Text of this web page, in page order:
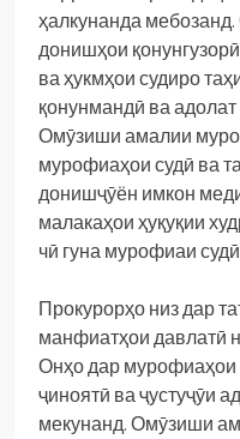
ҳалкунанда
донишҳои
ва ҳукмҳои судиро
қонунмандӣ ва
Омӯзиши амалии
мурофиаҳои судӣ ва
донишҷӯён имкон
малакаҳои ҳуқуқии
чӣ гуна мурофиаи
Прокурорҳо низ дар
манфиатҳои давлатӣ
Онҳо дар мурофиаҳои
ҷиноятӣ ва ҷустуҷӯи
мекунанд. Омӯзиши